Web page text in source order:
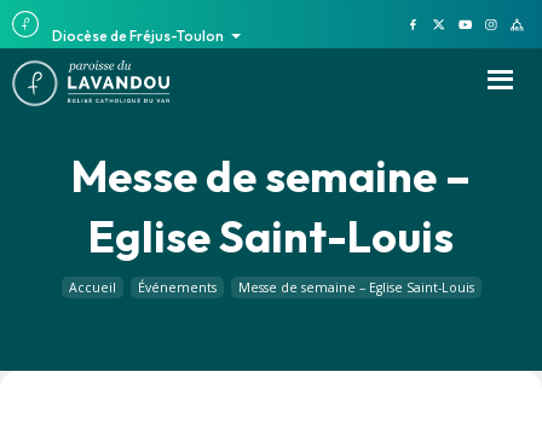
Diocèse de Fréjus-Toulon
Messe de semaine –
Eglise Saint-Louis
Accueil Événements Messe de semaine – Eglise Saint-Louis